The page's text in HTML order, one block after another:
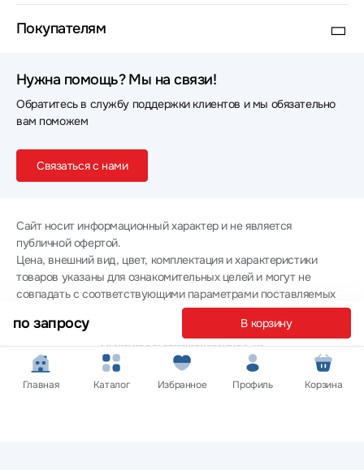
по запросу В корзину
Покупателям
Нужна помощь? Мы на связи!
Обратитесь в службу поддержки клиентов и мы обязательно
вам поможем
Связаться с нами
Сайт носит информационный характер и не является
публичной офертой.
Цена, внешний вид, цвет, комплектация и характеристики
товаров указаны для ознакомительных целей и могут не
совпадать с соответствующими параметрами поставляемых
товаров - уточняйте информацию у менеджера при
оформлении заказа.
Политика конфиденциальности
© 2012 — 2026 ООО «Эпл Тэк»
Главная Каталог Избранное Профиль Корзина